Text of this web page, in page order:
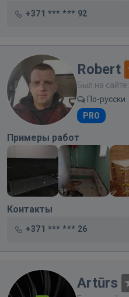
+371 *** *** 92
Robert
Был на
По-русски
PRO
Примеры работ
Контакты
+371 *** *** 26
Artūrs